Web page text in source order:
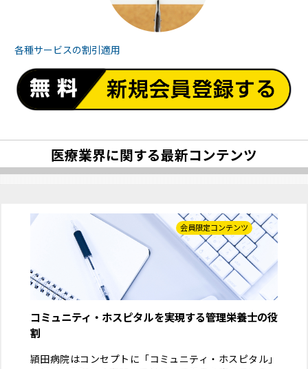
各種サービスの割引適用
医療業界に関する最新コンテンツ
会員限定コンテンツ
コミュニティ・ホスピタルを実現する管理栄養士の役
割
頴田病院はコンセプトに「コミュニティ・ホスピタル」